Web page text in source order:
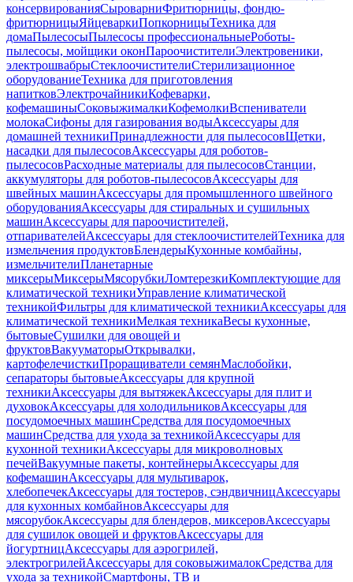
консервированияСыроварниФритюрницы, фондю-
фритюрницыЯйцеваркиПопкорницыТехника для
домаПылесосыПылесосы профессиональныеРоботы-
пылесосы, мойщики оконПароочистителиЭлектровеники,
электрошвабрыСтеклоочистителиСтерилизационное
оборудованиеТехника для приготовления
напитковЭлектрочайникиКофеварки,
кофемашиныСоковыжималкиКофемолкиВспениватели
молокаСифоны для газирования водыАксессуары для
домашней техникиПринадлежности для пылесосовЩетки,
насадки для пылесосовАксессуары для роботов-
пылесосовРасходные материалы для пылесосовСтанции,
аккумуляторы для роботов-пылесосовАксессуары для
швейных машинАксессуары для промышленного швейного
оборудованияАксессуары для стиральных и сушильных
машинАксессуары для пароочистителей,
отпаривателейАксессуары для стеклоочистителейТехника для
измельчения продуктовБлендерыКухонные комбайны,
измельчителиПланетарные
миксерыМиксерыМясорубкиЛомтерезкиКомплектующие для
климатической техникиУправление климатической
техникойФильтры для климатической техникиАксессуары для
климатической техникиМелкая техникаВесы кухонные,
бытовыеСушилки для овощей и
фруктовВакууматорыОткрывалки,
картофелечисткиПроращиватели семянМаслобойки,
сепараторы бытовыеАксессуары для крупной
техникиАксессуары для вытяжекАксессуары для плит и
духовокАксессуары для холодильниковАксессуары для
посудомоечных машинСредства для посудомоечных
машинСредства для ухода за техникойАксессуары для
кухонной техникиАксессуары для микроволновых
печейВакуумные пакеты, контейнерыАксессуары для
кофемашинАксессуары для мультиварок,
хлебопечекАксессуары для тостеров, сэндвичницАксессуары
для кухонных комбайновАксессуары для
мясорубокАксессуары для блендеров, миксеровАксессуары
для сушилок овощей и фруктовАксессуары для
йогуртницАксессуары для аэрогрилей,
электрогрилейАксессуары для соковыжималокСредства для
ухода за техникойСмартфоны, ТВ и